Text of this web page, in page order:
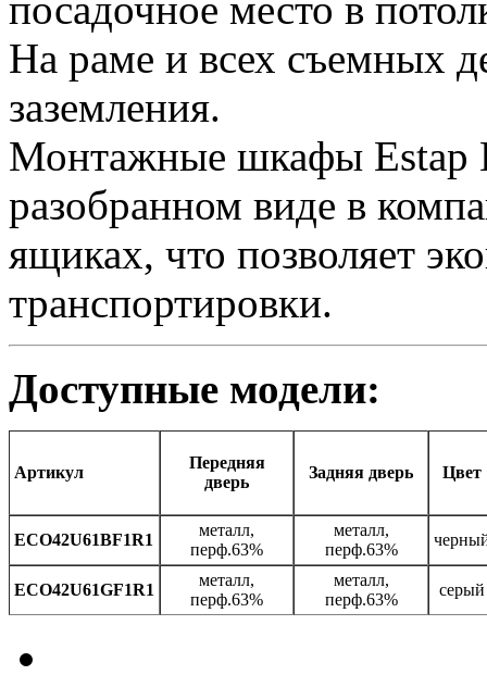
На раме и всех съемных
заземления.
Монтажные шкафы Estap
разобранном виде в
ящиках, что позволяет
транспортировки.
Доступные модели:
Артикул
Передняя
дверь
Задняя дверь Цвет
ECO42U61BF1R1
металл,
перф.63%
металл,
перф.63%
ECO42U61GF1R1
металл,
перф.63%
металл,
перф.63%
серый